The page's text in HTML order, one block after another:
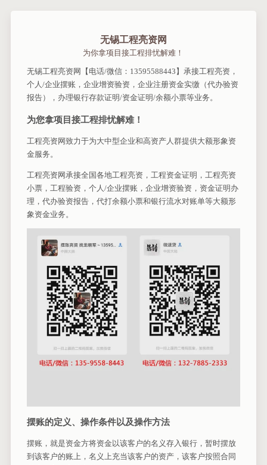
无锡工程亮资网
为你拿项目接工程排忧解难！
无锡工程亮资网【电话/微信：13595588443】承接工程亮资，
个人/企业摆账，企业增资验资，企业注册资金实缴（代办验资
报告），办理银行存款证明/资金证明/余额小票等业务。
为您拿项目接工程排忧解难！
工程亮资网致力于为大中型企业和高资产人群提供大额形象资
金服务。
工程亮资网承接全国各地工程亮资，工程资金证明，工程亮资
小票，工程验资，个人/企业摆账，企业增资验资，资金证明办
理，代办验资报告，代打余额小票和银行流水对账单等大额形
象资金业务。
摆账的定义、操作条件以及操作方法
摆账，就是资金方将资金以该客户的名义存入银行，暂时摆放
到该客户的账上，名义上充当该客户的资产，该客户按照合同